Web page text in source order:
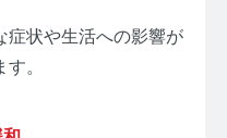
症状や生活への影響が
。